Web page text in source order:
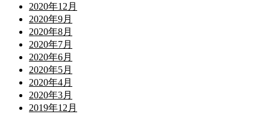
2020年12月
2020年9月
2020年8月
2020年7月
2020年6月
2020年5月
2020年4月
2020年3月
2019年12月